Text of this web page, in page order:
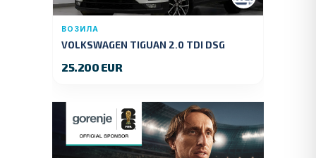
ВОЗИЛА
VOLKSWAGEN TIGUAN 2.0 TDI DSG
25.200 EUR